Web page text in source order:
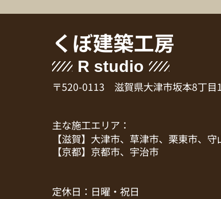
くぼ建築工房
R studio
〒520-0113 滋賀県大津市坂本8丁目
主な施工エリア：
【滋賀】大津市、草津市、栗東市、守
【京都】京都市、宇治市
定休日：日曜・祝日